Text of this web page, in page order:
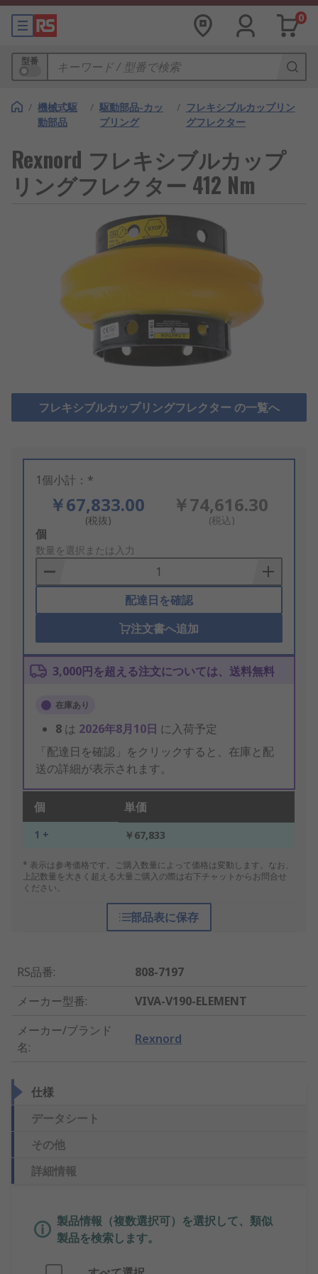
0
型番
/ 機械式駆
動部品
/ 駆動部品-カッ
プリング
/ フレキシブルカップリン
グフレクター
Rexnord フレキシブルカップ
リングフレクター 412 Nm
フレキシブルカップリングフレクター の一覧へ
1個小計：*
￥67,833.00
(税抜)
￥74,616.30
(税込)
Add
to
Basket
個
数量を選択または入力
配達日を確認
注文書へ追加
3,000円を超える注文については、送料無料
在庫あり
8 は 2026年8月10日 に入荷予定
「配達日を確認」をクリックすると、在庫と配
送の詳細が表示されます。
個 単価
1 + ￥67,833
* 表示は参考価格です。ご購入数量によって価格は変動します。なお、
上記数量を大きく超える大量ご購入の際は右下チャットからお問合せ
ください。
部品表に保存
RS品番:
808-7197
メーカー型番:
VIVA-V190-ELEMENT
メーカー/ブランド
名:
Rexnord
仕様
データシート
その他
詳細情報
製品情報（複数選択可）を選択して、類似
製品を検索します。